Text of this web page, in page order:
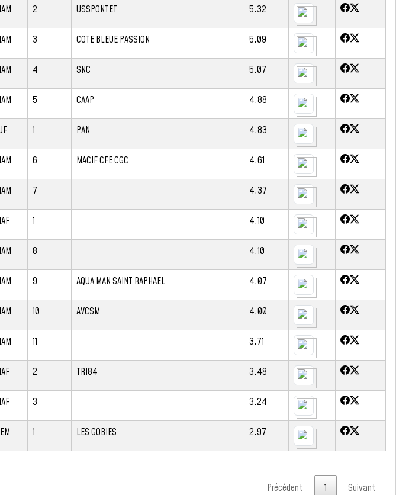
2 USSPONTET 5.32
3 COTE BLEUE PASSION 5.09
4 SNC 5.07
5 CAAP 4.88
1 PAN 4.83
6 MACIF CFE CGC 4.61
7 4.37
1 4.10
8 4.10
9 AQUA MAN SAINT RAPHAEL 4.07
10 AVCSM 4.00
11 3.71
2 TRI84 3.48
3 3.24
1 LES GOBIES
2.97
Précédent 1 Suivant